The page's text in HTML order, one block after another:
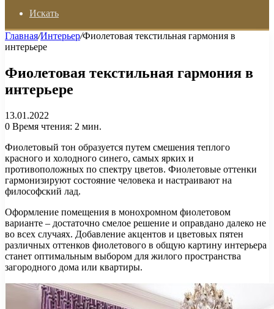
Искать
Главная/Интерьер/Фиолетовая текстильная гармония в
интерьере
Фиолетовая текстильная гармония в
интерьере
13.01.2022
0 Время чтения: 2 мин.
Фиолетовый тон образуется путем смешения теплого
красного и холодного синего, самых ярких и
противоположных по спектру цветов. Фиолетовые оттенки
гармонизируют состояние человека и настраивают на
философский лад.
Оформление помещения в монохромном фиолетовом
варианте – достаточно смелое решение и оправдано далеко не
во всех случаях. Добавление акцентов и цветовых пятен
различных оттенков фиолетового в общую картину интерьера
станет оптимальным выбором для жилого пространства
загородного дома или квартиры.